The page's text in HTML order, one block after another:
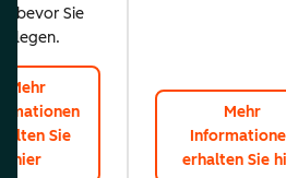
bevor Sie
Mehr
Sie
hier
Mehr
erhalten Sie